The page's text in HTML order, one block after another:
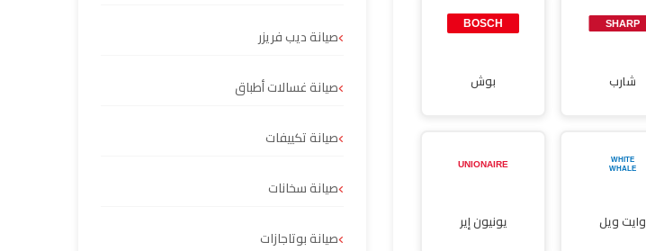
صيانة مجففات
شارب بوش
وايت ويل يونيون إير
صيانة ديب فريزر
صيانة غسالات أطباق
صيانة تكييفات
صيانة سخانات
صيانة بوتاجازات